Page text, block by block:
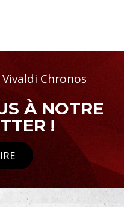
Chronos
À NOTRE
!